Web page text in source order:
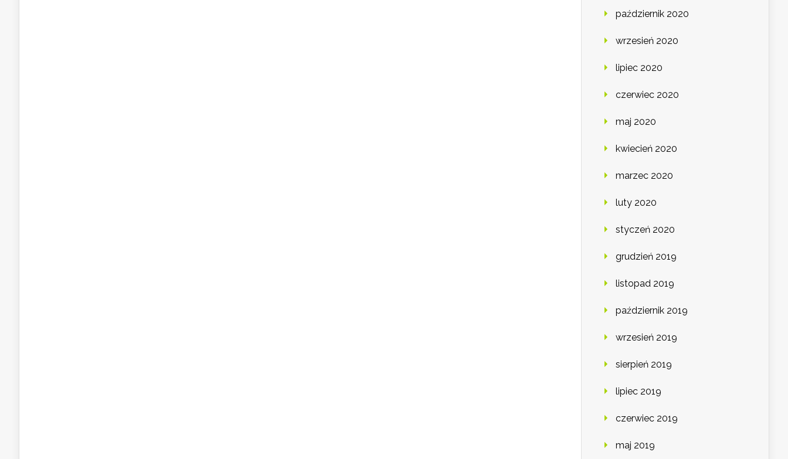
październik 2020
wrzesień 2020
lipiec 2020
czerwiec 2020
maj 2020
kwiecień 2020
marzec 2020
luty 2020
styczeń 2020
grudzień 2019
listopad 2019
październik 2019
wrzesień 2019
sierpień 2019
lipiec 2019
czerwiec 2019
maj 2019